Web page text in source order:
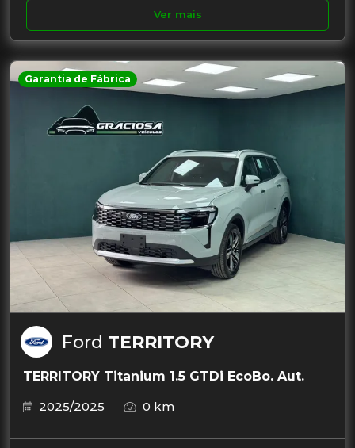
Ver mais
Garantia de Fábrica
Ford TERRITORY
TERRITORY Titanium 1.5 GTDi EcoBo. Aut.
2025/2025
0 km